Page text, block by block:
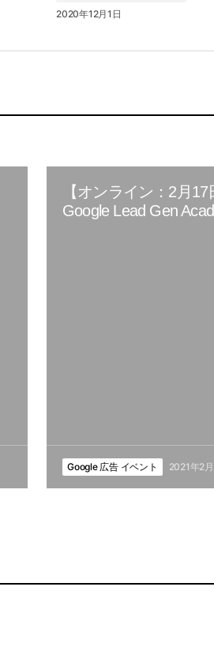
2020年12月1日
【オンライン：2月17
Google Lead Gen
Google 広告 イベント 2021年2